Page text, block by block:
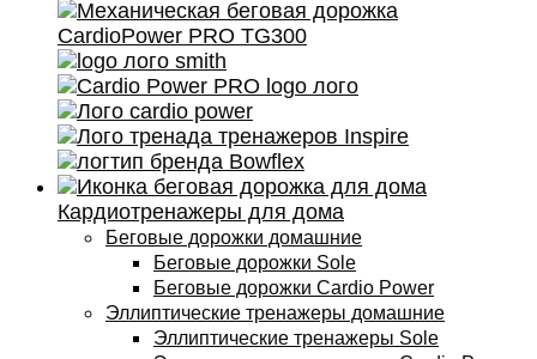
Кардиотренажеры для дома
Беговые дорожки домашние
Беговые дорожки Sole
Беговые дорожки Cardio Power
Эллиптические тренажеры домашние
Эллиптические тренажеры Sole